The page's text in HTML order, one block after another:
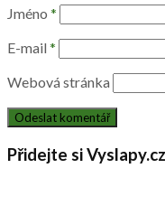
Jméno *
E-mail *
Webová stránka
Přidejte si